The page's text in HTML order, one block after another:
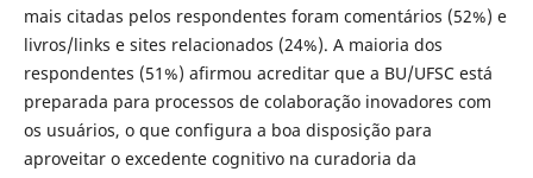
mais citadas pelos respondentes foram comentários (52%) e
livros/links e sites relacionados (24%). A maioria dos
respondentes (51%) afirmou acreditar que a BU/UFSC está
preparada para processos de colaboração inovadores com
os usuários, o que configura a boa disposição para
aproveitar o excedente cognitivo na curadoria da